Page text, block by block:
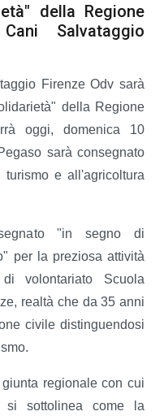
della Regione
Salvataggio
Firenze Odv sarà
della Regione
oggi, domenica 10
sarà consegnato
e all'agricoltura
"in segno di
per la preziosa attività
volontariato Scuola
realtà che da 35 anni
civile distinguendosi
regionale con cui
si sottolinea come la